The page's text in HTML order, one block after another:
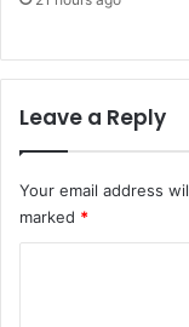
Leave a Reply
Your email address
marked *